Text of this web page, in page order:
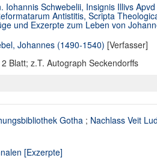
Iohannis Schwebelii, Insignis Illivs
Antistitis, Scripta
und Exzerpte zum Leben von
Johannes (1490-1540) [Verfasser]
Blatt; z.T. Autograph Seckendorffs
Gotha ; Nachlass Veit
[Exzerpte]